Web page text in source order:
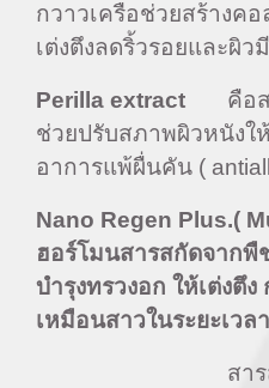
กวาวเครือช่วยสร้างค
เต่งตึงลดริ้วรอยและผิว
Perilla extract คือ
ช่วยปรับสภาพผิวหนังใ
อาการแพ้ผื่นคัน (
Nano Regen Plus.(
ฮอร์โมนสารสกัดจาก
บำรุงทรวงอก ให้เต่งตึ
เหมือนสาวในระยะเว
สา